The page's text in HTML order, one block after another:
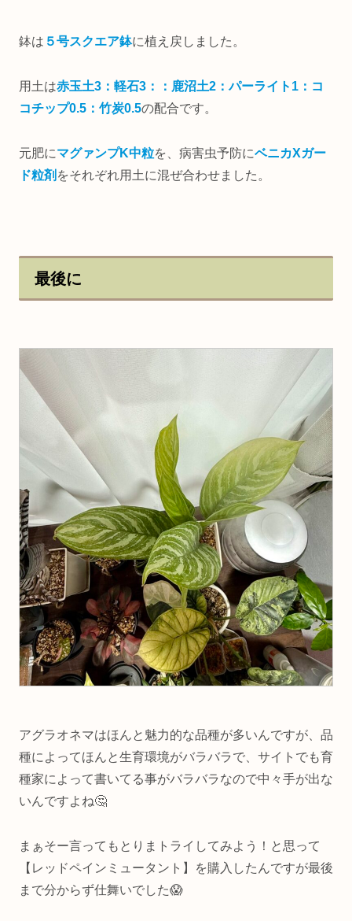
鉢は ５号スクエア鉢に植え戻しました。
用土は赤玉土3：軽石3：：鹿沼土2：パーライト1：コ
コチップ0.5：竹炭0.5の配合です。
元肥にマグァンプK中粒を、病害虫予防にベニカXガー
ド粒剤 をそれぞれ用土に混ぜ合わせました。
最後に
アグラオネマはほんと魅力的な品種が多いんですが、品
種によってほんと生育環境がバラバラで、サイトでも育
種家によって書いてる事がバラバラなので中々手が出な
いんですよね🤔
まぁそー言ってもとりまトライしてみよう！と思って
【レッドペインミュータント】を購入したんですが最後
まで分からず仕舞いでした😱